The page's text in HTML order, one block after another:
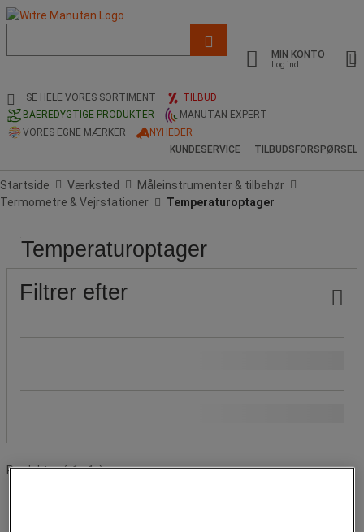
og
søgehistorik
MIN KONTO
Log ind
SE HELE VORES SORTIMENT
TILBUD
BAEREDYGTIGE PRODUKTER
MANUTAN EXPERT
VORES EGNE MÆRKER
NYHEDER
KUNDESERVICE
TILBUDSFORSPØRSEL
Startside Værksted
Måleinstrumenter & tilbehør
Termometre & Vejrstationer
Temperaturoptager
Temperaturoptager
Filtrer efter
Pris
Populære
mærker
Produktliste
Produkter:( 1 - 1 )